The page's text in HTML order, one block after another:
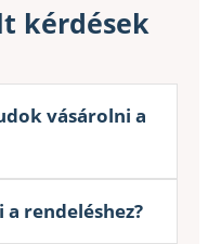
kérdések
vásárolni a
a rendeléshez?